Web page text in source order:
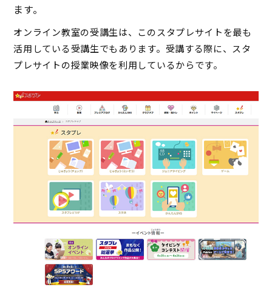
ます。
オンライン教室の受講生は、このスタプレサイトを最も
活用している受講生でもあります。受講する際に、スタ
プレサイトの授業映像を利用しているからです。